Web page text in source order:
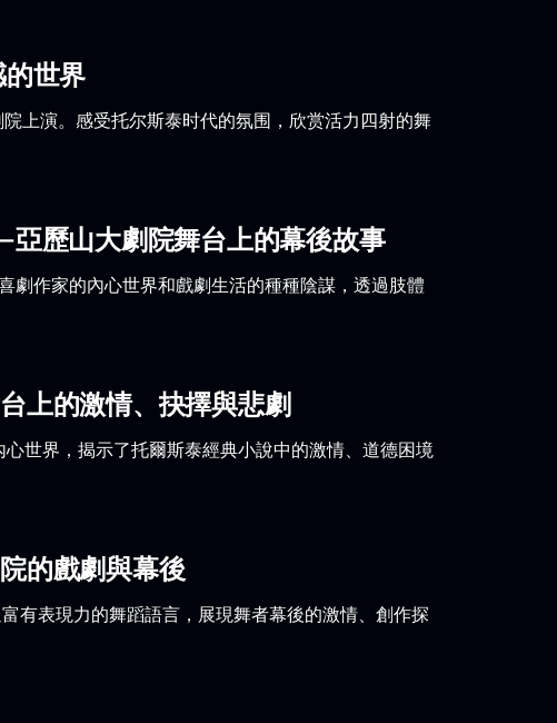
世界
上演。感受托尔斯泰时代的氛围，欣赏活力四射的舞
歷山大劇院舞台上的幕後故事
劇作家的內心世界和戲劇生活的種種陰謀，透過肢體
上的激情、抉擇與悲劇
世界，揭示了托爾斯泰經典小說中的激情、道德困境
的戲劇與幕後
有表現力的舞蹈語言，展現舞者幕後的激情、創作探